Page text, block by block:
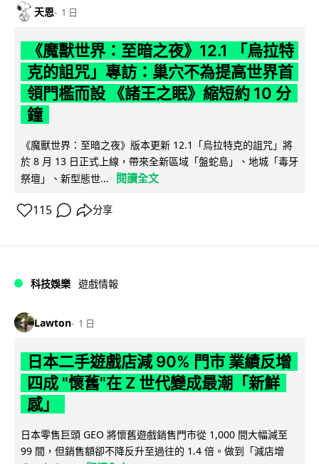
天恩 1 日
《魔獸世界：至暗之夜》12.1 「烏拉特
克的詛咒」專訪：巢穴不為提高世界首
領門檻而設 《諸王之眠》縮短約 10 分
鐘
《魔獸世界：至暗之夜》版本更新 12.1「烏拉特克的詛咒」將
於 8 月 13 日正式上線，帶來全新區域「盤蛇島」、地城「毒牙
祭壇」、新型態世...
閱讀全文
115 分享
科技娛樂 遊戲情報
Lawton 1 日
日本二手遊戲店減 90% 門市 業績反增
四成 "懷舊"在 Z 世代變成最潮「新鮮
感」
日本零售巨頭 GEO 將懷舊遊戲銷售門市從 1,000 間大幅減至
99 間，但銷售額卻不降反升至過往的 1.4 倍。做到「減店增